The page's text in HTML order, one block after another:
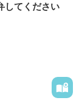
ンスラブコメ
してください